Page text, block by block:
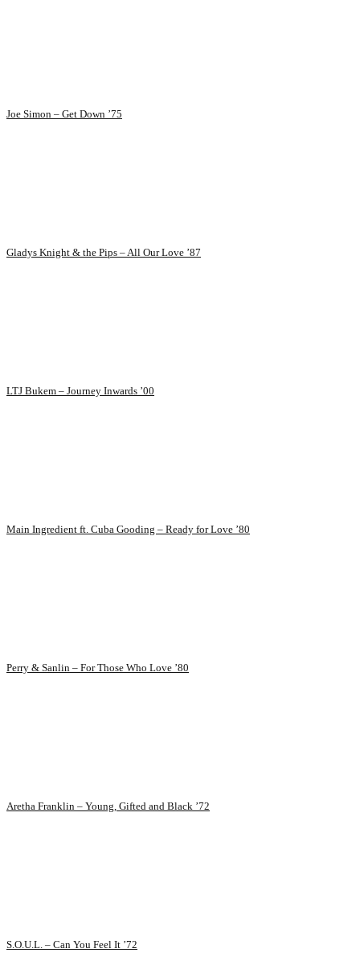
Joe Simon – Get Down ’75
Gladys Knight & the Pips – All Our Love ’87
LTJ Bukem – Journey Inwards ’00
Main Ingredient ft. Cuba Gooding – Ready for Love ’80
Perry & Sanlin – For Those Who Love ’80
Aretha Franklin – Young, Gifted and Black ’72
S.O.U.L. – Can You Feel It ’72